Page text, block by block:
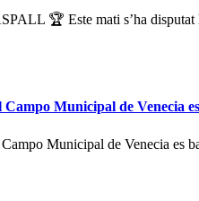
🏆 Este mati s’ha disputat
Municipal de Venecia
Campo Municipal de Venecia es